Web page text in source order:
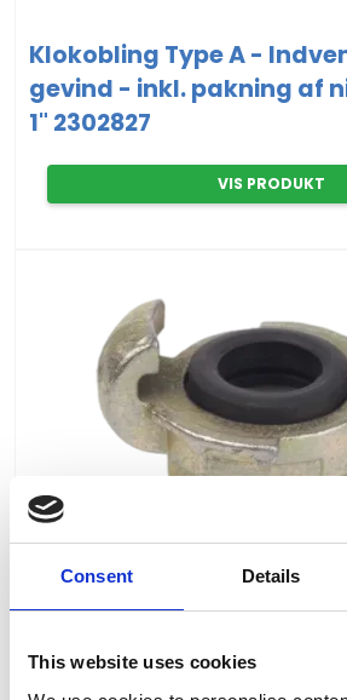
Consent Details
This website uses cookies
Klokobling Type A -
gevind - inkl. pakning af
1" 2302827
VIS PRODUKT